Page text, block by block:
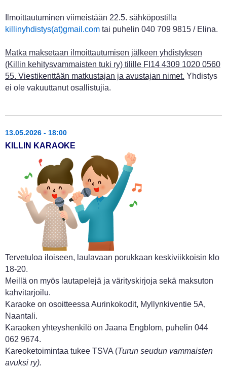
Ilmoittautuminen viimeistään 22.5. sähköpostilla
killinyhdistys(at)gmail.com tai puhelin 040 709 9815 / Elina.
Matka maksetaan ilmoittautumisen jälkeen yhdistyksen
(Killin kehitysvammaisten tuki ry) tilille FI14 4309 1020 0560
55. Viestikenttään matkustajan ja avustajan nimet. Yhdistys
ei ole vakuuttanut osallistujia.
13.05.2026 - 18:00
KILLIN KARAOKE
Tervetuloa iloiseen, laulavaan porukkaan keskiviikkoisin klo
18-20.
Meillä on myös lautapelejä ja värityskirjoja sekä maksuton
kahvitarjoilu.
Karaoke on osoitteessa Aurinkokodit, Myllynkiventie 5A,
Naantali.
Karaoken yhteyshenkilö on Jaana Engblom, puhelin 044
062 9674.
Kareoketoimintaa tukee TSVA (Turun seudun vammaisten
avuksi ry).